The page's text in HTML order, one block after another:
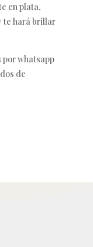
en plata,
te hará brillar
por whatsapp
de